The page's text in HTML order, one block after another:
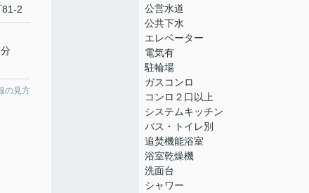
81-2
の見方
公営水道
公共下水
エレベーター
電気有
駐輪場
ガスコンロ
コンロ２口以上
システムキッチン
バス・トイレ別
追焚機能浴室
浴室乾燥機
洗面台
シャワー